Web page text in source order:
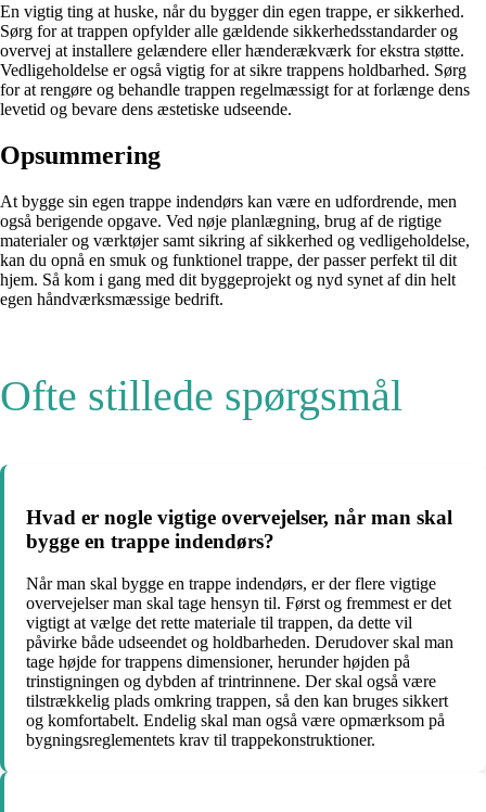
En vigtig ting at huske, når du bygger din egen trappe, er sikkerhed.
Sørg for at trappen opfylder alle gældende sikkerhedsstandarder og
overvej at installere gelændere eller hænderækværk for ekstra støtte.
Vedligeholdelse er også vigtig for at sikre trappens holdbarhed. Sørg
for at rengøre og behandle trappen regelmæssigt for at forlænge dens
levetid og bevare dens æstetiske udseende.
Opsummering
At bygge sin egen trappe indendørs kan være en udfordrende, men
også berigende opgave. Ved nøje planlægning, brug af de rigtige
materialer og værktøjer samt sikring af sikkerhed og vedligeholdelse,
kan du opnå en smuk og funktionel trappe, der passer perfekt til dit
hjem. Så kom i gang med dit byggeprojekt og nyd synet af din helt
egen håndværksmæssige bedrift.
Ofte stillede spørgsmål
Hvad er nogle vigtige overvejelser, når man skal
bygge en trappe indendørs?
Når man skal bygge en trappe indendørs, er der flere vigtige
overvejelser man skal tage hensyn til. Først og fremmest er det
vigtigt at vælge det rette materiale til trappen, da dette vil
påvirke både udseendet og holdbarheden. Derudover skal man
tage højde for trappens dimensioner, herunder højden på
trinstigningen og dybden af trintrinnene. Der skal også være
tilstrækkelig plads omkring trappen, så den kan bruges sikkert
og komfortabelt. Endelig skal man også være opmærksom på
bygningsreglementets krav til trappekonstruktioner.